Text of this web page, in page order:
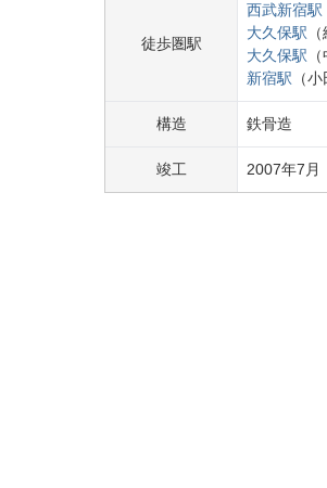
徒歩圏駅
西武新宿駅
大久保駅 （
大久保駅 （
新宿駅 （小
構造 鉄骨造
竣工 2007年7 月